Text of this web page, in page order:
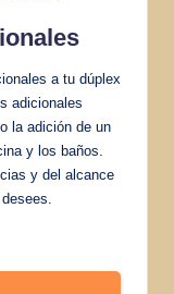
a tu dúplex
adicionales
la adición de un
y los baños.
y del alcance